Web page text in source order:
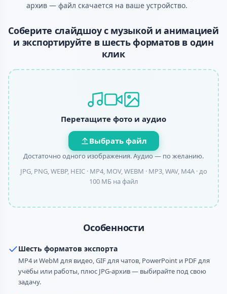
архив — файл скачается на ваше устройство.
Соберите слайдшоу с музыкой и анимацией
и экспортируйте в шесть форматов в один
клик
Перетащите фото и аудио
Выбрать файл
Достаточно одного изображения. Аудио — по желанию.
JPG, PNG, WEBP, HEIC · MP4, MOV, WEBM · MP3, WAV, M4A ·до
100 МБ на файл
Особенности
Шесть форматов экспорта
MP4 и WebM для видео, GIF для чатов, PowerPoint и PDF для
учёбы или работы, плюс JPG-архив — выбирайте под свою
задачу.